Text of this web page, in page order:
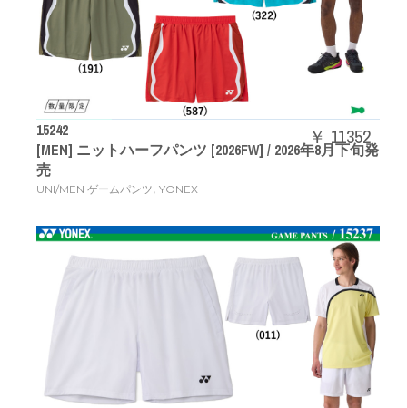
15242
[MEN] ニットハーフパンツ [2026FW] / 2026年8月下旬発
売
UNI/MEN ゲームパンツ, YONEX
￥ 11352